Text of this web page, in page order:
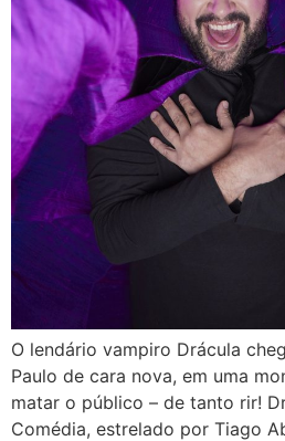
O lendário vampiro Drácula
Paulo de cara nova, em uma
matar o público – de tanto rir!
Comédia, estrelado por Tiago